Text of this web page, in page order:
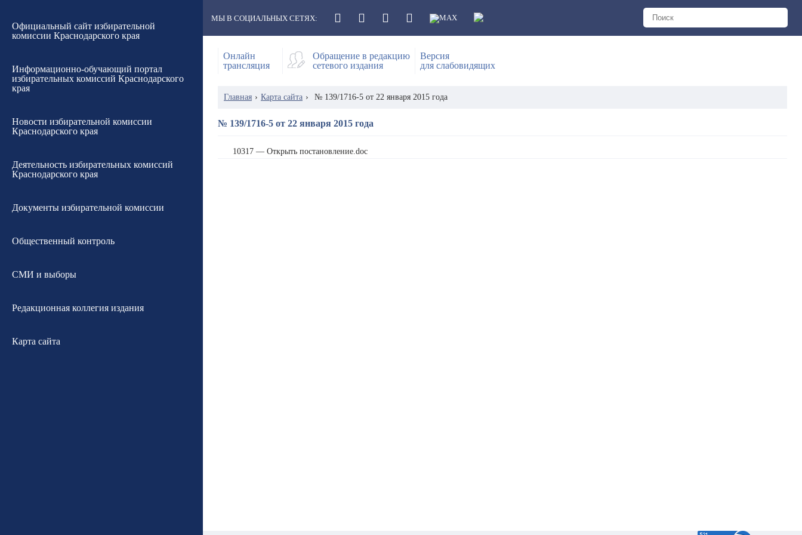
Официальный сайт избирательной
комиссии Краснодарского края
Информационно-обучающий портал
избирательных комиссий Краснодарского
края
Новости избирательной комиссии
Краснодарского края
Деятельность избирательных комиссий
Краснодарского края
Документы избирательной комиссии
Общественный контроль
СМИ и выборы
Редакционная коллегия издания
Карта сайта
МЫ В СОЦИАЛЬНЫХ СЕТЯХ:
Онлайн
трансляция
Обращение в редакцию
сетевого издания
Версия
для слабовидящих
Главная › Карта сайта › № 139/1716-5 от 22 января 2015 года
№ 139/1716-5 от 22 января 2015 года
10317 — Открыть постановление.doc